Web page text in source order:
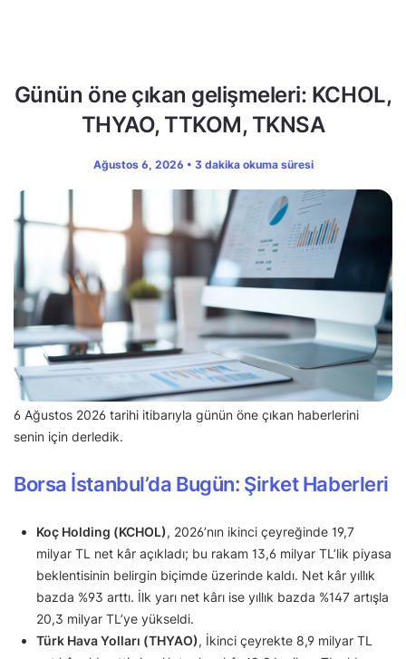
Günün öne çıkan gelişmeleri: KCHOL,
THYAO, TTKOM, TKNSA
Ağustos 6, 2026 • 3 dakika okuma süresi
6 Ağustos 2026 tarihi itibarıyla günün öne çıkan haberlerini
senin için derledik.
Borsa İstanbul’da Bugün: Şirket Haberleri
Koç Holding (KCHOL), 2026’nın ikinci çeyreğinde 19,7
milyar TL net kâr açıkladı; bu rakam 13,6 milyar TL’lik piyasa
beklentisinin belirgin biçimde üzerinde kaldı. Net kâr yıllık
bazda %93 arttı. İlk yarı net kârı ise yıllık bazda %147 artışla
20,3 milyar TL’ye yükseldi.
Türk Hava Yolları (THYAO), İkinci çeyrekte 8,9 milyar TL